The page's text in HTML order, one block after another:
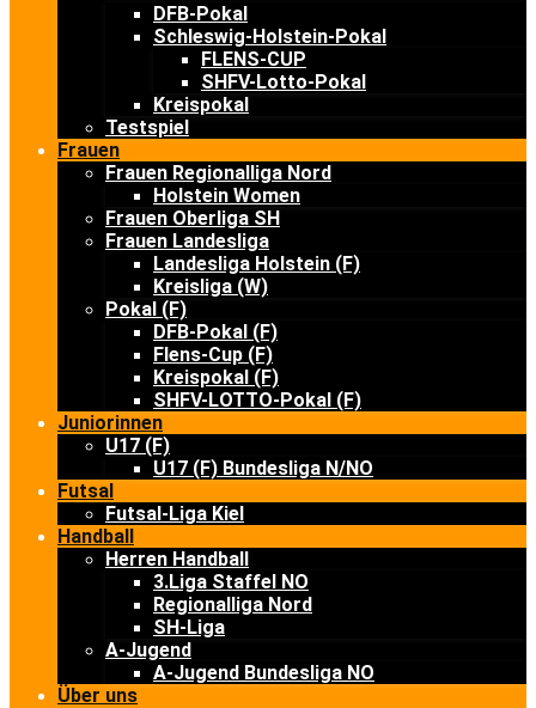
DFB-Pokal
Schleswig-Holstein-Pokal
FLENS-CUP
SHFV-Lotto-Pokal
Kreispokal
Testspiel
Frauen
Frauen Regionalliga Nord
Holstein Women
Frauen Oberliga SH
Frauen Landesliga
Landesliga Holstein (F)
Kreisliga (W)
Pokal (F)
DFB-Pokal (F)
Flens-Cup (F)
Kreispokal (F)
SHFV-LOTTO-Pokal (F)
Juniorinnen
U17 (F)
U17 (F) Bundesliga N/NO
Futsal
Futsal-Liga Kiel
Handball
Herren Handball
3.Liga Staffel NO
Regionalliga Nord
SH-Liga
A-Jugend
A-Jugend Bundesliga NO
Über uns